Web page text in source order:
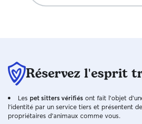
Réservez l'esprit
Les pet sitters vérifiés ont fait l'objet
l'identité par un service tiers et présentent
propriétaires d'animaux comme vous.